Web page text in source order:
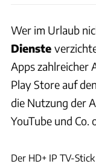
Wer im Urlaub
Dienste
Apps zahlreicher
Play Store auf den
die Nutzung der
YouTube und Co.
Der HD+ IP TV-